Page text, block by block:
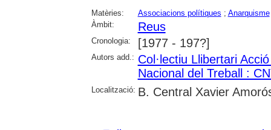
Matèries: Associacions polítiques ; Anarquisme
Àmbit:
Reus
Cronologia: [1977 - 197?]
Autors add.: Col·lectiu Llibertari
Nacional del Treball :
Localització: B. Central Xavier